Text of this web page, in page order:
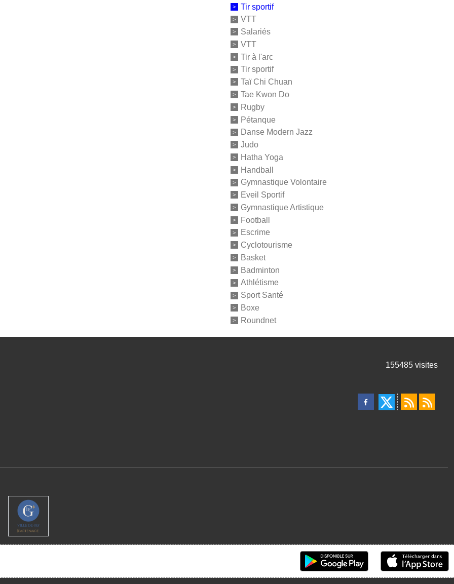
Tir sportif
VTT
Salariés
VTT
Tir à l'arc
Tir sportif
Taï Chi Chuan
Tae Kwon Do
Rugby
Pétanque
Danse Modern Jazz
Judo
Hatha Yoga
Handball
Gymnastique Volontaire
Eveil Sportif
Gymnastique Artistique
Football
Escrime
Cyclotourisme
Basket
Badminton
Athlétisme
Sport Santé
Boxe
Roundnet
155485 visites